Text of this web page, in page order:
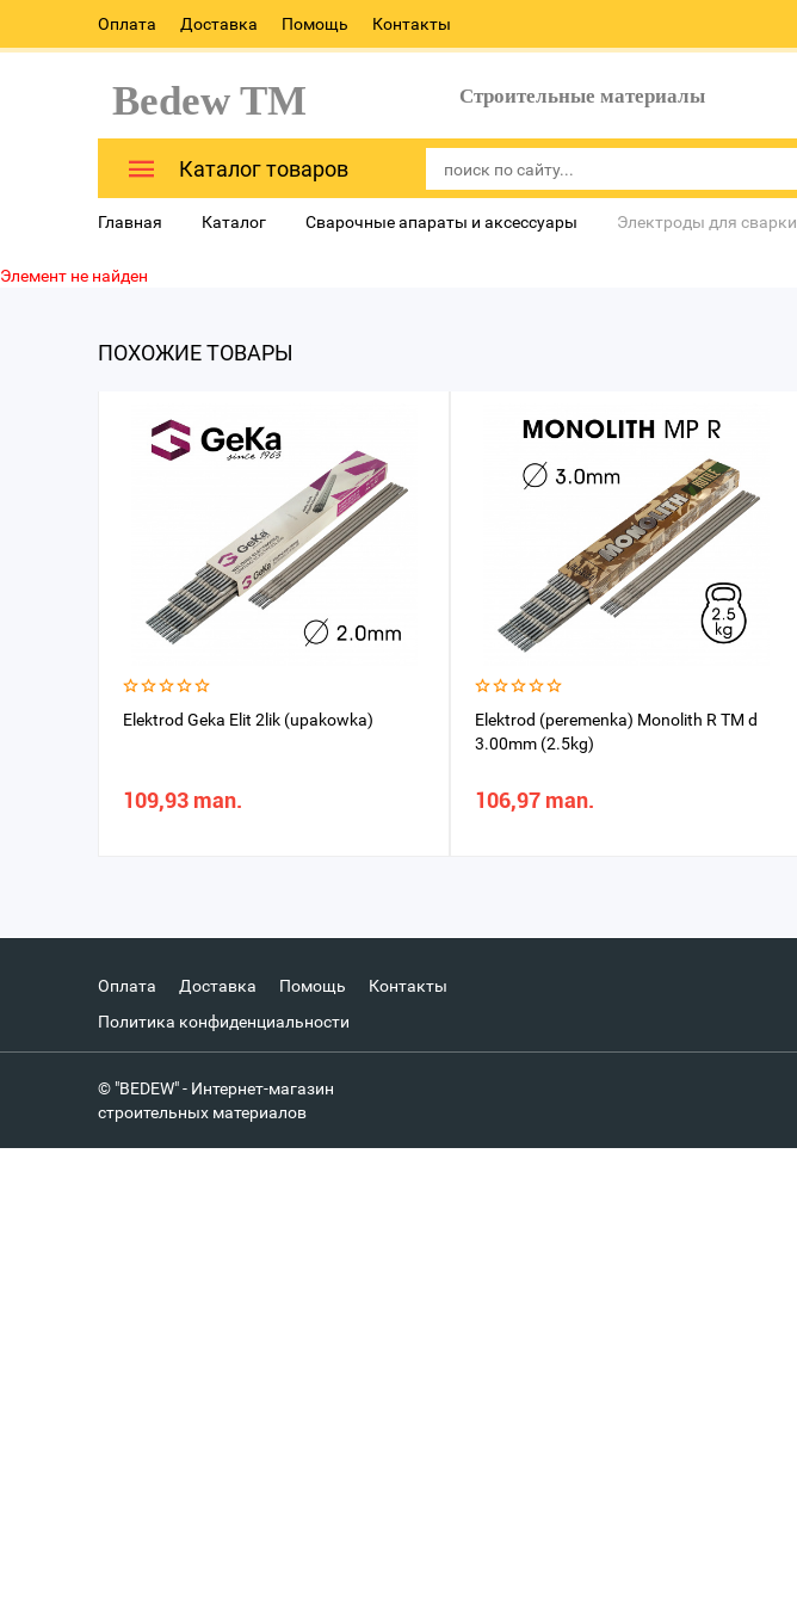
Оплата Доставка Помощь Контакты
Bedew TM Строительные материалы
Каталог товаров
Главная Каталог Сварочные апараты и аксессуары Электроды для сварки
Элемент не найден
ПОХОЖИЕ ТОВАРЫ
Elektrod Geka Elit 2lik (upakowka)
109,93 man.
Elektrod (peremenka) Monolith R TM d
3.00mm (2.5kg)
106,97 man.
Оплата Доставка Помощь
Контакты
Политика конфиденциальности
© "BEDEW" - Интернет-магазин
строительных материалов